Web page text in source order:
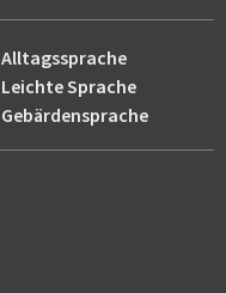
Alltagssprache
Leichte Sprache
Gebärdensprache